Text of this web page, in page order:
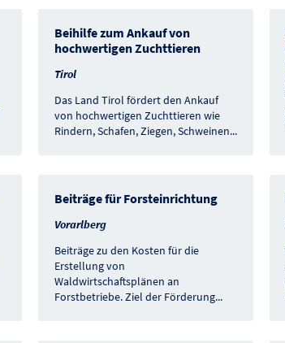
Beihilfe zum Ankauf von
hochwertigen Zuchttieren
Tirol
Das Land Tirol fördert den Ankauf
von hochwertigen Zuchttieren wie
Rindern, Schafen, Ziegen, Schweinen...
Beiträge für Forsteinrichtung
Vorarlberg
Beiträge zu den Kosten für die
Erstellung von
Waldwirtschaftsplänen an
Forstbetriebe. Ziel der Förderung...